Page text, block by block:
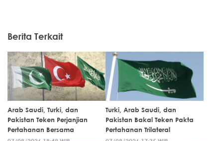
Berita Terkait
Arab Saudi, Turki, dan
Pakistan Teken Perjanjian
Pertahanan Bersama
Turki, Arab Saudi, dan
Pakistan Bakal Teken Pakta
Pertahanan Trilateral